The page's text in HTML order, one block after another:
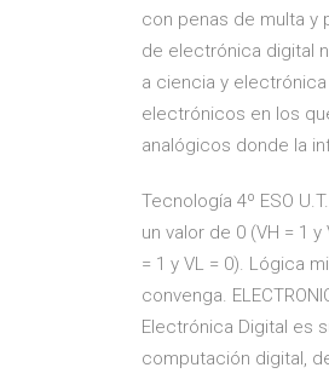
con penas de multa y
de electrónica digital
a ciencia y
electrónicos en los
analógicos donde la
Tecnología 4º ESO
un valor de 0 (VH = 1
= 1 y VL = 0). Lógica
convenga.
Electrónica Digital es
computación digital,